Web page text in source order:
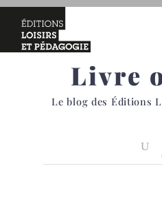
Livre
Le blog des Éditions